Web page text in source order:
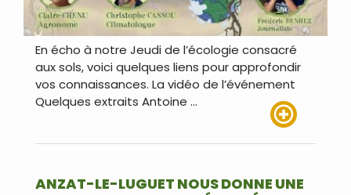
En écho à notre Jeudi de l’écologie consacré
aux sols, voici quelques liens pour approfondir
vos connaissances. La vidéo de l’événement
Quelques extraits Antoine …
ANZAT-LE-LUGUET NOUS DONNE UNE